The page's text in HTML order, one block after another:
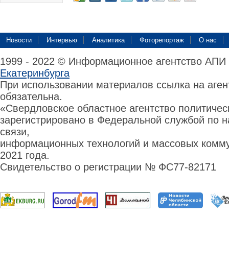
Новости Интервью Аналитика Фоторепортаж О нас
1999 - 2022 © Информационное агентство
Екатеринбурга
При использовании материалов ссылка на
обязательна.
«Свердловское областное агентство
зарегистрировано в Федеральной службой по
связи,
информационных технологий и массовых
2021 года.
Свидетельство о регистрации № ФС77-82171